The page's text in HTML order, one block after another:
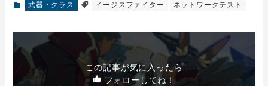
武器・クラス イージスファイター ネットワークテスト
この記事が気に入ったら
フォローしてね！